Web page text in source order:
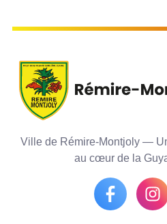
Ville de Rémire-Montjoly —
au cœur de la